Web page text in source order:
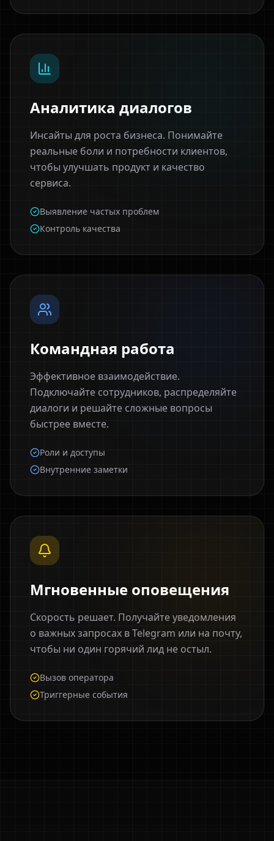
Аналитика диалогов
Инсайты для роста бизнеса. Понимайте
реальные боли и потребности клиентов,
чтобы улучшать продукт и качество
сервиса.
Выявление частых проблем
Контроль качества
Командная работа
Эффективное взаимодействие.
Подключайте сотрудников, распределяйте
диалоги и решайте сложные вопросы
быстрее вместе.
Роли и доступы
Внутренние заметки
Мгновенные оповещения
Скорость решает. Получайте уведомления
о важных запросах в Telegram или на почту,
чтобы ни один горячий лид не остыл.
Вызов оператора
Триггерные события